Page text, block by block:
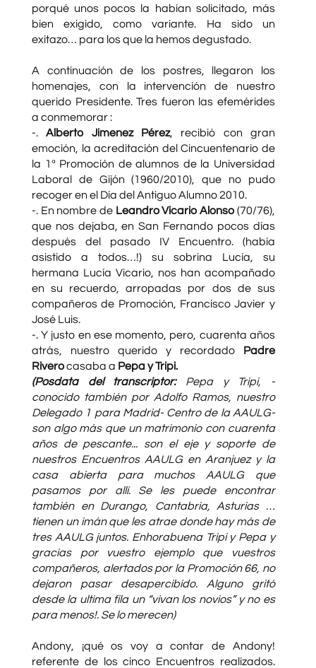
porqué unos pocos la habían solicitado, más
bien exigido, como variante. Ha sido un
exitazo… para los que la hemos degustado.
A continuación de los postres, llegaron los
homenajes, con la intervención de nuestro
querido Presidente. Tres fueron las efemérides
a conmemorar :
-.Alberto Jimenez Pérez, recibió con gran
emoción, la acreditación del Cincuentenario de
la 1ª Promoción de alumnos de la Universidad
Laboral de Gijón (1960/2010), que no pudo
recoger en el Día del Antiguo Alumno 2010.
-. En nombre de Leandro Vicario Alonso(70/76),
que nos dejaba, en San Fernando pocos días
después del pasado IV Encuentro. (había
asistido a todos…!) su sobrina Lucía, su
hermana Lucía Vicario, nos han acompañado
en su recuerdo, arropadas por dos de sus
compañeros de Promoción, Francisco Javier y
José Luis.
-. Y justo en ese momento, pero, cuarenta años
atrás, nuestro querido y recordado Padre
Riverocasaba a Pepa y Tripi.
(Posdata del transcriptor: Pepa y Tripi, -
conocido también por Adolfo Ramos, nuestro
Delegado 1 para Madrid- Centro de la AAULG-
son algo más que un matrimonio con cuarenta
años de pescante... son el eje y soporte de
nuestros Encuentros AAULG en Aranjuez y la
casa abierta para muchos AAULG que
pasamos por allí. Se les puede encontrar
también en Durango, Cantabria, Asturias …
tienen un imán que les atrae donde hay más de
tres AAULG juntos. Enhorabuena Tripi y Pepa y
gracias por vuestro ejemplo que vuestros
compañeros, alertados por la Promoción 66, no
dejaron pasar desapercibido. Alguno gritó
desde la ultima fila un “vivan los novios” y no es
para menos!. Se lo merecen)
Andony, ¡qué os voy a contar de Andony!
referente de los cinco Encuentros realizados.